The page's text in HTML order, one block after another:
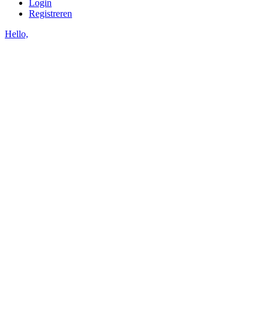
Login
Registreren
Hello,